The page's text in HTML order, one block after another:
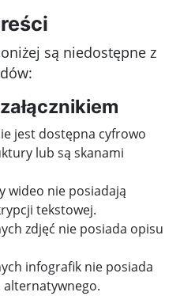
są niedostępne z
jest dostępna cyfrowo
lub są skanami
wideo nie posiadają
tekstowej.
zdjęć nie posiada opisu
infografik nie posiada